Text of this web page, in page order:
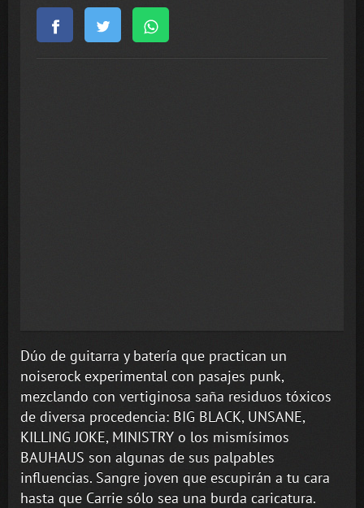
Dúo de guitarra y batería que practican un
noiserock experimental con pasajes punk,
mezclando con vertiginosa saña residuos tóxicos
de diversa procedencia: BIG BLACK, UNSANE,
KILLING JOKE, MINISTRY o los mismísimos
BAUHAUS son algunas de sus palpables
influencias. Sangre joven que escupirán a tu cara
hasta que Carrie sólo sea una burda caricatura.